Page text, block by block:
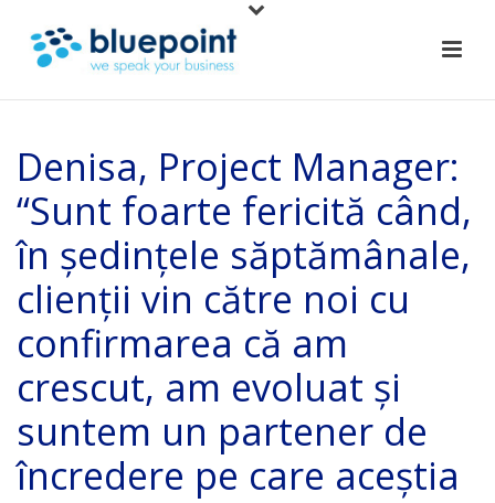
Denisa, Project Manager:
“Sunt foarte fericită când,
în ședințele săptămânale,
clienții vin către noi cu
confirmarea că am
crescut, am evoluat și
suntem un partener de
încredere pe care aceștia